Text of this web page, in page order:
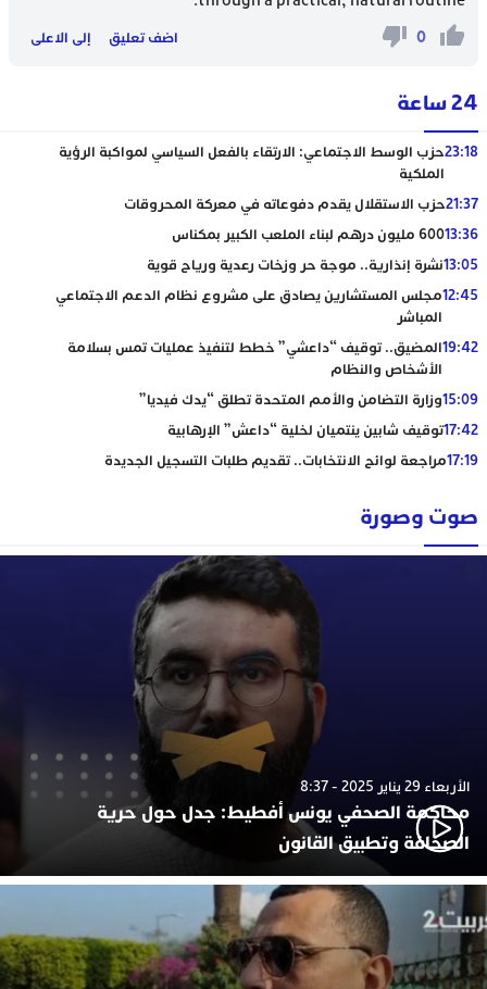
0 اضف تعليق إلى الاعلى
24 ساعة
23:18حزب الوسط الاجتماعي: الارتقاء بالفعل السياسي لمواكبة الرؤية
الملكية
21:37حزب الاستقلال يقدم دفوعاته في معركة المحروقات
13:36600 مليون درهم لبناء الملعب الكبير بمكناس
13:05نشرة إنذارية.. موجة حر وزخات رعدية ورياح قوية
12:45مجلس المستشارين يصادق على مشروع نظام الدعم الاجتماعي
المباشر
19:42المضيق.. توقيف “داعشي” خطط لتنفيذ عمليات تمس بسلامة
الأشخاص والنظام
15:09وزارة التضامن والأمم المتحدة تطلق “يدك فيديا”
17:42توقيف شابين ينتميان لخلية “داعش” الإرهابية
17:19مراجعة لوائح الانتخابات.. تقديم طلبات التسجيل الجديدة
صوت وصورة
الأربعاء 29 يناير 2025 - 8:37
محاكمة الصحفي يونس أفطيط: جدل حول حرية
الصحافة وتطبيق القانون